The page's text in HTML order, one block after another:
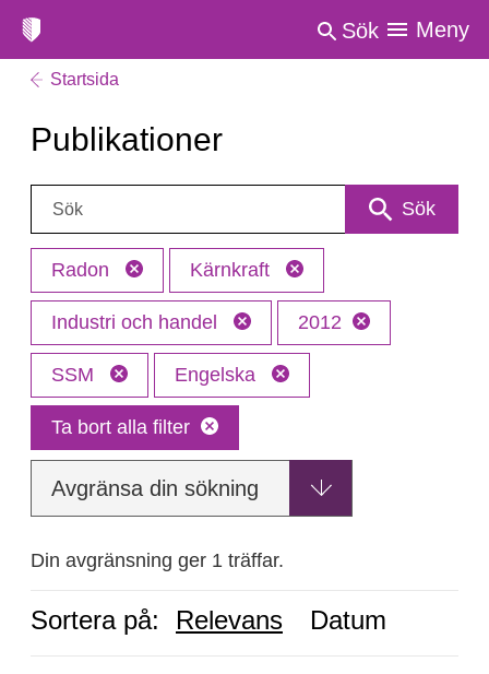
Sök Meny
Startsida
Publikationer
Sök: Sök
Radon Kärnkraft
Industri och handel 2012
SSM Engelska
Ta bort alla filter
Avgränsa din sökning
Din avgränsning ger 1 träffar.
Sortera på: Relevans Datum